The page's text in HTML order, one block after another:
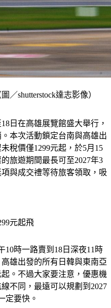
／shutterstock達志影像）
日在高雄展覽館盛大舉行，
本次活動鎖定台南與高雄出
稅價僅1299元起，於5月15
旅遊期間最長可至2027年3
與成交禮等待旅客領取，吸
元起飛
10時一路賣到18日深夜11時
雄出發的所有日韓與東南亞
。不過大家要注意，優惠機
不同，最遠可以規劃到2027
定要快。